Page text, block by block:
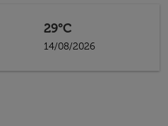
29°C
14/08/2026